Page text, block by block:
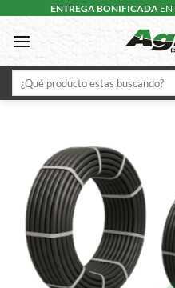
content
ENTREGA BONIFICADA
Buscar
por: